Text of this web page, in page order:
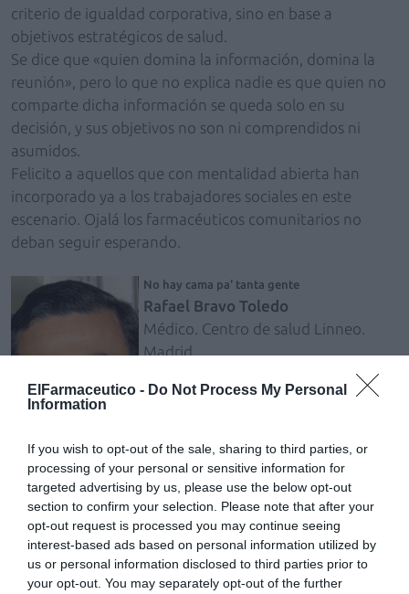
ElFarmaceutico - Do Not Process My Personal
Information
If you wish to opt-out of the sale, sharing to third parties, or
processing of your personal or sensitive information for
targeted advertising by us, please use the below opt-out
section to confirm your selection. Please note that after your
opt-out request is processed you may continue seeing
interest-based ads based on personal information utilized by
us or personal information disclosed to third parties prior to
your opt-out. You may separately opt-out of the further
criterio de igualdad corporativa, sino en base a
objetivos estratégicos de salud.
Se dice que «quien domina la información, domina la
reunión», pero lo que no explica nadie es que quien no
comparte dicha información se queda solo en su
decisión, y sus objetivos no son ni comprendidos ni
asumidos.
Felicito a aquellos que con mentalidad abierta han
incorporado ya a los trabajadores sociales en este
escenario. Ojalá los farmacéuticos comunitarios no
deban seguir esperando.
No hay cama pa' tanta gente
Rafael Bravo Toledo
Médico. Centro de salud Linneo.
Madrid
La historia clínica es el registro en el
paciente en el mundo sanitario.
Dadas sus características, ha pasado
de ser un instrumento meramente
profesional a ser la parte
fundamental de los sistemas de
información y el lugar en que se
recogen los deberes éticos y legales de los profesionales